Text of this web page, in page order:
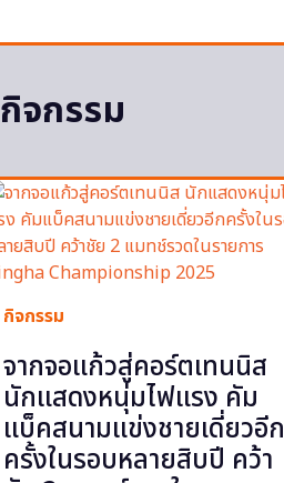
กิจกรรม
กิจกรรม
จากจอแก้วสู่คอร์ตเทนนิส
นักแสดงหนุ่มไฟแรง คัม
แบ็คสนามแข่งชายเดี่ยวอีก
ครั้งในรอบหลายสิบปี คว้า